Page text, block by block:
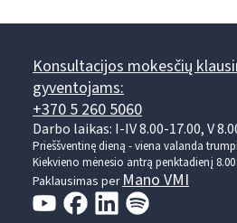
Konsultacijos mokesčių
gyventojams:
+370 5 260 5060
Darbo laikas: I-IV 8.00-17.00, V
Prieššventinę dieną - viena valanda
Kiekvieno mėnesio antrą penktadienį 8.00
Paklausimas perMano VMI